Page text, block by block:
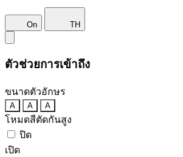
On TH
ตัวช่วยการเข้าถึง
ขนาดตัวอักษร
A A A
โหมดสีตัดกันสูง
ปิด
เปิด